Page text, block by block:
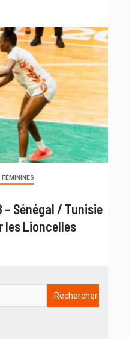
FÉMININES
Sénégal / Tunisie
les Lioncelles